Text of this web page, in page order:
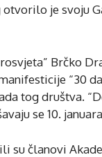
otvorilo je svoju
Brčko
“30
tog društva.
se 10.
su članovi